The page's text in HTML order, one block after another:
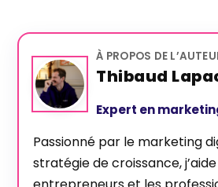
À PROPOS DE
Thibaud
Expert en
Passionné par le marketing
stratégie de croissance,